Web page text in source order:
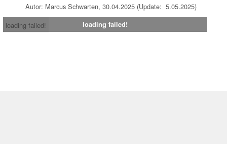
Autor: Marcus Schwarten, 30.04.2025 (Update: 5.05.2025)
loading failed!
loading failed!